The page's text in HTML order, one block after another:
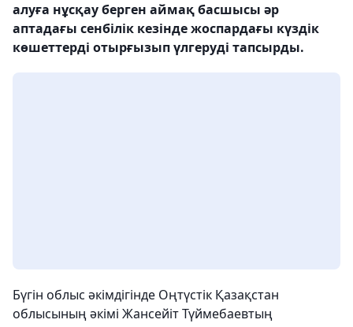
алуға нұсқау берген аймақ басшысы әр
аптадағы сенбілік кезінде жоспардағы күздік
көшеттерді отырғызып үлгеруді тапсырды.
Бүгін облыс әкімдігінде Оңтүстік Қазақстан
облысының әкімі Жансейіт Түймебаевтың